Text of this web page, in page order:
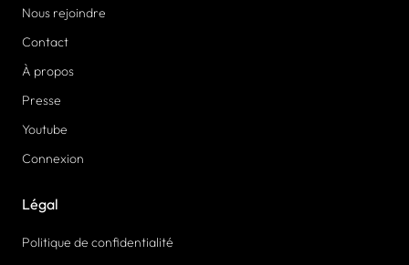
Nous rejoindre
Contact
À propos
Presse
Youtube
Connexion
Légal
Politique de confidentialité